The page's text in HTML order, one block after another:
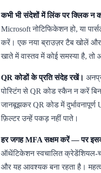
कभी भी संदेशों में लिंक पर क्लिक न
Microsoft नोटिफिकेशन हो, या
करें। एक नया ब्राउज़र टैब खोलें
खाते में वास्तव में कोई समस्या है,
QR कोडों के प्रति संदेह रखें।
पोस्टिंग से QR कोड स्कैन न करें
जानबूझकर QR कोड में
फ़िल्टर उन्हें पकड़ नहीं पाते।
हर जगह MFA सक्षम करें — पर
ऑथेंटिकेशन स्वचालित क्रेडेंशियल-
और यह आवश्यक बना रहता है।